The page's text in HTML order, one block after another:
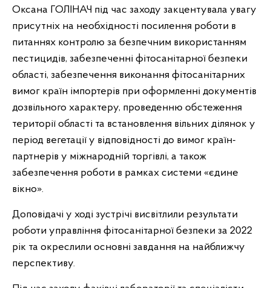
Оксана ГОЛІНАЧ під час заходу закцентувала увагу
присутніх на необхідності посилення роботи в
питаннях контролю за безпечним використанням
пестицидів, забезпеченні фітосанітарної безпеки
області, забезпечення виконання фітосанітарних
вимог країн імпортерів при оформленні документів
дозвільного характеру, проведенню обстеження
території області та встановлення вільних ділянок у
період вегетації у відповідності до вимог країн-
партнерів у міжнародній торгівлі, а також
забезпечення роботи в рамках системи «єдине
вікно».
Доповідачі у ході зустрічі висвітлили результати
роботи управління фітосанітарної безпеки за 2022
рік та окреслили основні завдання на найближчу
перспективу.